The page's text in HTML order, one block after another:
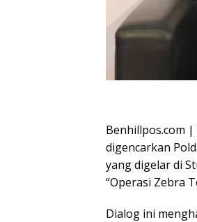
Benhillpos.com
digencarkan
yang digelar di
“Operasi Zebra
Dialog ini